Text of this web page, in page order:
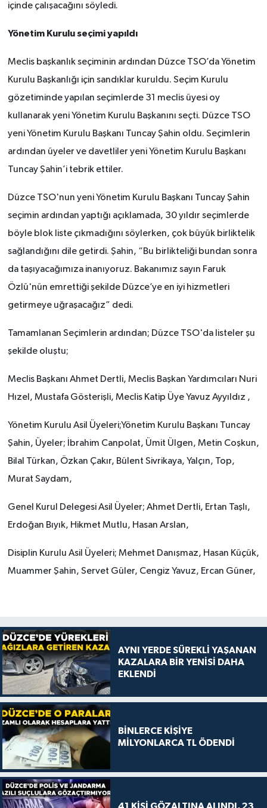
içinde çalışacağını söyledi.
Yönetim Kurulu seçimi yapıldı
Meclis başkanlık seçiminin ardından Düzce TSO’da Yönetim
Kurulu Başkanlığı için sandıklar kuruldu. Seçim Kurulu
gözetiminde yapılan seçimlerde 31 meclis üyesi oy
kullanarak yeni Yönetim Kurulu Başkanını seçti. Düzce TSO
yeni Yönetim Kurulu Başkanı Tuncay Şahin oldu. Seçimlerin
ardından üyeler ve davetliler yeni Yönetim Kurulu Başkanı
Tuncay Şahin’i tebrik ettiler.
Düzce TSO'nun yeni Yönetim Kurulu Başkanı Tuncay Şahin
seçimin ardından yaptığı açıklamada, 30 yıldır seçimlerde
böyle blok liste çıkmadığını söylerken, çok büyük birliktelik
sağlandığını dile getirdi. Şahin, “Bu birlikteliği bundan sonra
da taşıyacağımıza inanıyoruz. Bakanımız sayın Faruk
Özlü'nün emrettiği şekilde Düzce’ye en iyi hizmetleri
getirmeye uğraşacağız” dedi.
Tamamlanan Seçimlerin ardından; Düzce TSO'da listeler şu
şekilde oluştu;
Meclis Başkanı Ahmet Dertli, Meclis Başkan Yardımcıları Nuri
Hızel, Mustafa Gösterişli, Meclis Katip Üye Yavuz Ayyıldız ,
Yönetim Kurulu Asil Üyeleri;Yönetim Kurulu Başkanı Tuncay
Şahin, Üyeler; İbrahim Canpolat, Ümit Ülgen, Metin Coşkun,
Bilal Türkan, Özkan Çakır, Bülent Sivrikaya, Yalçın, Top,
Murat Saydam,
Genel Kurul Delegesi Asil Üyeler; Ahmet Dertli, Ertan Taşlı,
Erdoğan Bıyık, Hikmet Mutlu, Hasan Arslan,
Disiplin Kurulu Asil Üyeleri; Mehmet Danışmaz, Hasan Küçük,
Muammer Şahin, Servet Güler, Cengiz Yavuz, Ercan Güner,
AYNI YERDE SÜREKLİ YAŞANAN
KAZALARA BİR YENİSİ DAHA
EKLENDİ
BİNLERCE KİŞİYE
MİLYONLARCA TL ÖDENDİ
41 KİŞİ GÖZALTINA ALINDI, 23